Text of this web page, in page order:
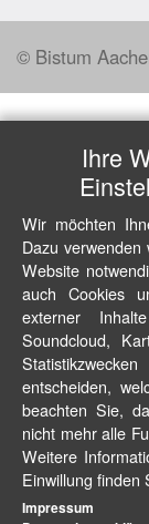
© Bistum
Ihre
Wir möchten
Dazu
Website
auch Cookies
externer
Soundcloud,
entscheiden,
beachten Sie,
nicht mehr alle
Weitere
Einwillung finden
Impressum